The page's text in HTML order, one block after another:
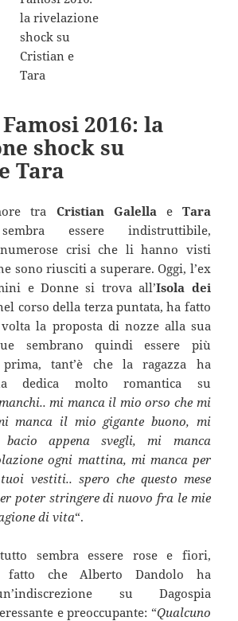
2016: la
shock su
Tara
tra Cristian Galella e Tara
essere indistruttibile,
crisi che li hanno visti
sono riusciti a superare. Oggi, l’ex
e Donne si trova all’Isola dei
corso della terza puntata, ha fatto
volta la proposta di nozze alla sua
sembrano quindi essere più
tant’è che la ragazza ha
dedica molto romantica su
mi manca il mio orso che mi
manca il mio gigante buono, mi
appena svegli, mi manca
ogni mattina, mi manca per
vestiti.. spero che questo mese
poter stringere di nuovo fra le mie
di vita“.
sembra essere rose e fiori,
fatto che Alberto Dandolo ha
su Dagospia
e preoccupante: “Qualcuno